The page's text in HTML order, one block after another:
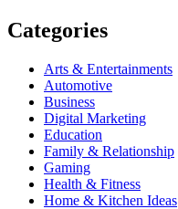
Categories
Arts & Entertainments
Automotive
Business
Digital Marketing
Education
Family & Relationship
Gaming
Health & Fitness
Home & Kitchen Ideas